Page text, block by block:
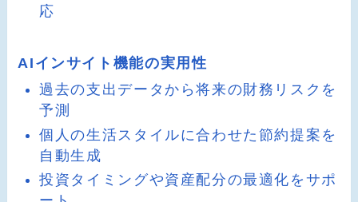
応
AIインサイト機能の実用性
過去の支出データから将来の財務リスクを
予測
個人の生活スタイルに合わせた節約提案を
自動生成
投資タイミングや資産配分の最適化をサポ